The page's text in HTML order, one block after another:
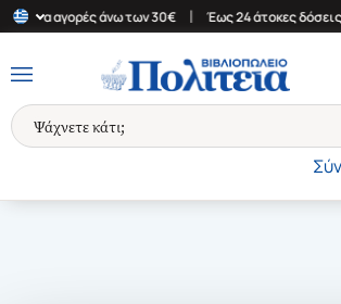
για αγορές άνω των 30€ Έως 24 άτοκες δόσεις